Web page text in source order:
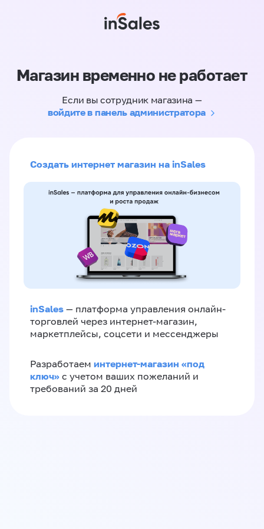
Магазин временно не работает
Если вы сотрудник магазина —
войдите в панель администратора
Создать интернет магазин на inSales
inSales — платформа управления онлайн-
торговлей через интернет-магазин,
маркетплейсы, соцсети и мессенджеры
Разработаем интернет-магазин «‎под
ключ»‎ с учетом ваших пожеланий и
требований за 20 дней